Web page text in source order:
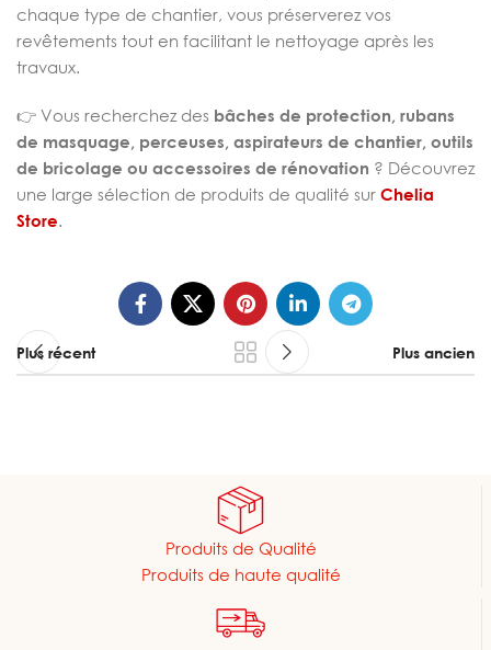
chaque type de chantier, vous préserverez vos
revêtements tout en facilitant le nettoyage après les
travaux.
👉 Vous recherchez des bâches de protection, rubans
de masquage, perceuses, aspirateurs de chantier, outils
de bricolage ou accessoires de rénovation ? Découvrez
une large sélection de produits de qualité sur Chelia
Store.
Plus récent Plus ancien
Produits de Qualité
Produits de haute qualité